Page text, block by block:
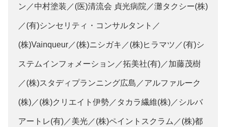
ン／中村塗装／(医)清流会 貞光病院／灘タクシー(株)
／(有)シンセリティ・コンサルタント／
(株)Vainqueur／(株)ニシガキ／(株)ヒラマツ／(有)シ
ステムインフォメーション／拓美社(有)／加藤茂樹
／(株)スタディプランニング広島／アルファルーク
(株)／(株)クリエイト伊勢／タカラ繊維(株)／シルバ
アートレ(有)／美光／(株)ペイントスクラム／(株)都